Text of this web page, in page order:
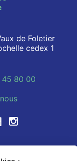
de Foletier
cedex 1
45 80 00